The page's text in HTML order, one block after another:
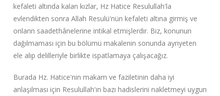
kefaleti altında kalan kızlar, Hz Hatice Resulullah'la
evlendikten sonra Allah Resulü'nün kefaleti altına girmiş ve
onların saadethânelerine intikal etmişlerdir. Biz, konunun
dağılmaması için bu bölümü makalenin sonunda ayrıyeten
ele alıp delilleriyle birlikte ispatlamaya çalışacağız.
Burada Hz. Hatice'nin makam ve faziletinin daha iyi
anlaşılması için Resulullah'ın bazı hadislerini nakletmeyi uygun